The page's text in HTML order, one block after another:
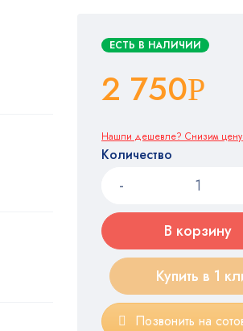
ЕСТЬ В НАЛИЧИИ
2 750Р
Нашли дешевле? Снизим
Количество
В корзину
Купить в 1
Позвонить на